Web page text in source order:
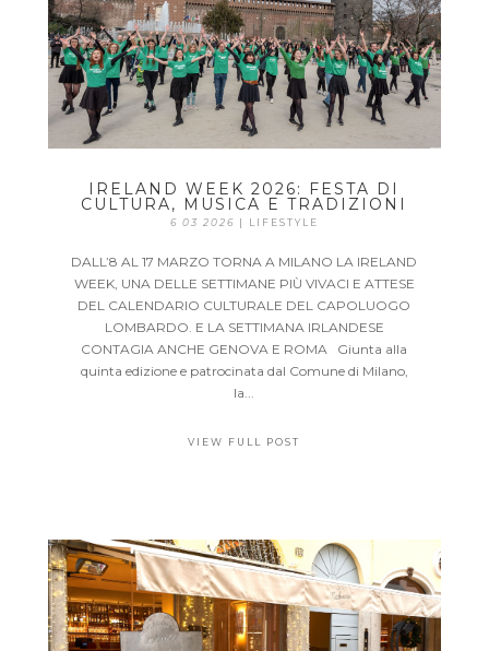
IRELAND WEEK 2026: FESTA DI
CULTURA, MUSICA E TRADIZIONI
6 03 2026 | LIFESTYLE
DALL’8 AL 17 MARZO TORNA A MILANO LA IRELAND
WEEK, UNA DELLE SETTIMANE PIÙ VIVACI E ATTESE
DEL CALENDARIO CULTURALE DEL CAPOLUOGO
LOMBARDO. E LA SETTIMANA IRLANDESE
CONTAGIA ANCHE GENOVA E ROMA Giunta alla
quinta edizione e patrocinata dal Comune di Milano,
la...
VIEW FULL POST